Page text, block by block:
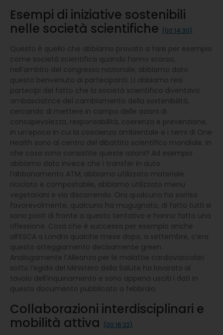
Esempi di iniziative sostenibili
nelle società scientifiche (00:14:30)
Questo è quello che abbiamo provato a fare per esempio
come società scientifica quando l’anno scorso,
nell’ambito del congresso nazionale, abbiamo dato
questo benvenuto ai partecipanti. Li abbiamo resi
partecipi del fatto che la società scientifica diventava
ambasciatrice del cambiamento della sostenibilità,
cercando di mettere in campo delle azioni di
consapevolezza, responsabilità, coerenza e prevenzione,
in un’epoca in cui la coscienza ambientale e i temi di One
Health sono al centro del dibattito scientifico mondiale. In
che cosa sono consistite queste azioni? Ad esempio
abbiamo dato invece che i transfer in auto
l’abbonamento ATM, abbiamo utilizzato materiale
riciclato e compostabile, abbiamo utilizzato menu
vegetariani e via discorrendo. Ora qualcuno ha sorriso
favorevolmente, qualcuno ha mugugnato, di fatto tutti si
sono posti di fronte a questo tentativo e hanno fatto una
riflessione. Cosa che è successa per esempio anche
all’ESCA a Londra qualche mese dopo, a settembre, c’era
questo atteggiamento decisamente green.
Analogamente l’Alleanza per le malattie cardiovascolari
sotto l’egida del Ministero della Salute ha lavorato al
tavolo dell’inquinamento e sono appena usciti i dati in
questo documento pubblicato a febbraio.
Collaborazioni interdisciplinari e
mobilità attiva (00:16:22)